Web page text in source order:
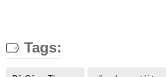
Tags: